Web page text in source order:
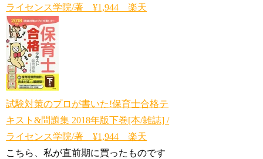
ライセンス学院/著 ¥1,944 楽天
試験対策のプロが書いた!保育士合格テ
キスト&問題集 2018年版下巻[本/雑誌] /
ライセンス学院/著 ¥1,944 楽天
こちら、私が直前期に買ったものです